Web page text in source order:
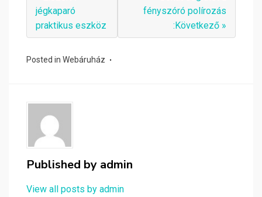
jégkaparó
praktikus eszköz
fényszóró polírozás
:Következő »
Posted in Webáruház
Published by admin
View all posts by admin